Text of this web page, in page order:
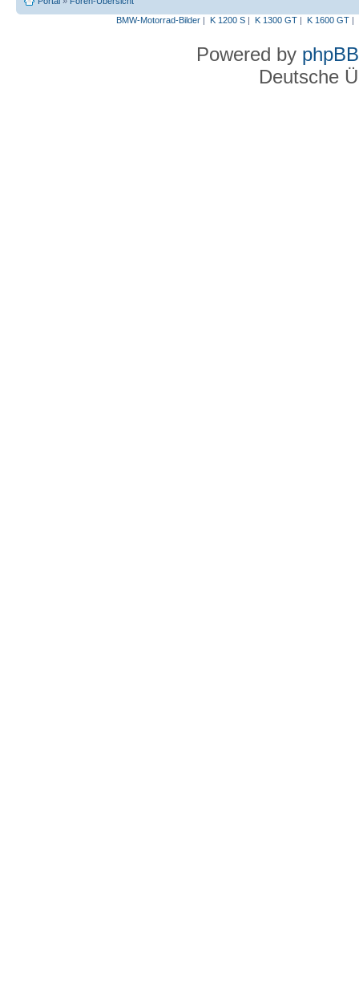
BMW-Motorrad-Bilder| K 1200 S| K 1300 GT| K 1600 GT|
Powered by phpBB
Deutsche